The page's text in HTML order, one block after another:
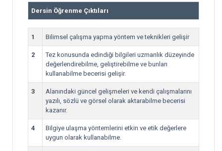
Dersin Öğrenme Çıktıları
1 Bilimsel çalışma yapma yöntem ve teknikleri gelişir
2
Tez konusunda edindiği bilgileri uzmanlık düzeyinde
değerlendirebilme, geliştirebilme ve bunları
kullanabilme becerisi gelişir.
3
Alanındaki güncel gelişmeleri ve kendi çalışmalarını
yazılı, sözlü ve görsel olarak aktarabilme becerisi
kazanır.
4
Bilgiye ulaşma yöntemlerini etkin ve etik değerlere
uygun olarak kullanabilme.